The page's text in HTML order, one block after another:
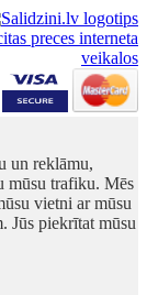
un reklāmu,
mūsu trafiku. Mēs
vietni ar mūsu
Jūs piekrītat mūsu